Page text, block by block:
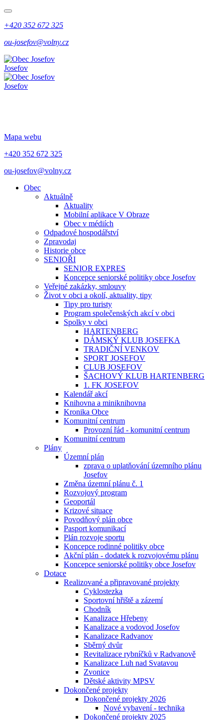
+420 352 672 325
ou-josefov@volny.cz
Josefov
Josefov
Mapa webu
+420 352 672 325
ou-josefov@volny.cz
Obec
Aktuálně
Aktuality
Mobilní aplikace V Obraze
Obec v médiích
Odpadové hospodářství
Zpravodaj
Historie obce
SENIOŘI
SENIOR EXPRES
Koncepce seniorské politiky obce Josefov
Veřejné zakázky, smlouvy
Život v obci a okolí, aktuality, tipy
Tipy pro turisty
Program společenských akcí v obci
Spolky v obci
HARTENBERG
DÁMSKÝ KLUB JOSEFKA
TRADIČNÍ VENKOV
SPORT JOSEFOV
CLUB JOSEFOV
ŠACHOVÝ KLUB HARTENBERG
1. FK JOSEFOV
Kalendář akcí
Knihovna a miniknihovna
Kronika Obce
Komunitní centrum
Provozní řád - komunitní centrum
Komunitní centrum
Plány
Územní plán
zprava o uplatňování územního plánu
Josefov
Změna územní plánu č. 1
Rozvojový program
Geoportál
Krizové situace
Povodňový plán obce
Pasport komunikací
Plán rozvoje sportu
Koncepce rodinné politiky obce
Akční plán - dodatek k rozvojovému plánu
Koncepce seniorské politiky obce Josefov
Dotace
Realizované a připravované projekty
Cyklostezka
Sportovní hřiště a zázemí
Chodník
Kanalizace Hřebeny
Kanalizace a vodovod Josefov
Kanalizace Radvanov
Sběrný dvůr
Revitalizace rybníčků v Radvanově
Kanalizace Luh nad Svatavou
Zvonice
Dětské aktivity MPSV
Dokončené projekty
Dokončené projekty 2026
Nové vybavení - technika
Dokončené projekty 2025